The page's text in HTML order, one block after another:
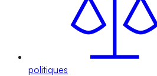
politiques